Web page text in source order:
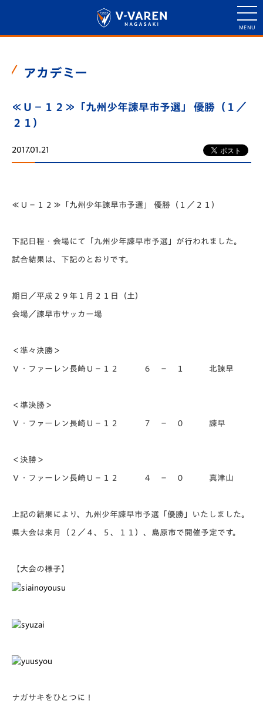
アカデミー
≪Ｕ－１２≫「九州少年諫早市予選」 優勝（１／
２１）
2017.01.21
≪Ｕ－１２≫「九州少年諫早市予選」 優勝（１／２１）
下記日程・会場にて「九州少年諫早市予選」が行われました。
試合結果は、下記のとおりです。
期日／平成２９年１月２１日（土）
会場／諫早市サッカー場
＜準々決勝＞
Ｖ・ファーレン長崎Ｕ－１２ ６ － １ 北諫早
＜準決勝＞
Ｖ・ファーレン長崎Ｕ－１２ ７ － ０ 諫早
＜決勝＞
Ｖ・ファーレン長崎Ｕ－１２ ４ － ０ 真津山
上記の結果により、九州少年諫早市予選「優勝」いたしました。
県大会は来月（２／４、５、１１）、島原市で開催予定です。
【大会の様子】
ナガサキをひとつに！